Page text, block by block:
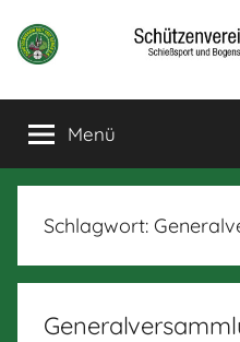
Inhalt
Berge
Bogensport
für
Jung
Menü
Schlagwort: